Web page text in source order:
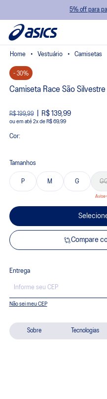
5% off para
Sobre Tecnologias
Vestuário Camisetas
- 30%
Camiseta Race São
R$ 199,99 R$ 139,99
ou 2xde R$ 69,99
Cor:
Tamanhos
P M G
Compare
Entrega
Não sei meu CEP